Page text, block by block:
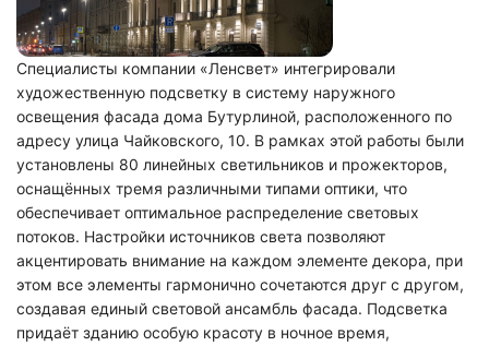
Специалисты компании «Ленсвет» интегрировали
художественную подсветку в систему наружного
освещения фасада дома Бутурлиной, расположенного по
адресу улица Чайковского, 10. В рамках этой работы были
установлены 80 линейных светильников и прожекторов,
оснащённых тремя различными типами оптики, что
обеспечивает оптимальное распределение световых
потоков. Настройки источников света позволяют
акцентировать внимание на каждом элементе декора, при
этом все элементы гармонично сочетаются друг с другом,
создавая единый световой ансамбль фасада. Подсветка
придаёт зданию особую красоту в ночное время,